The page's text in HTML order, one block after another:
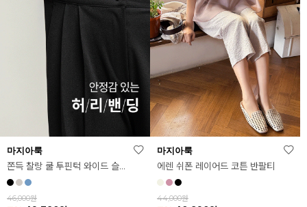
마지아룩
쫀득 찰랑 쿨 투핀턱 와이드 슬랙스
46,000원
마지아룩
에렌 쉬폰 레이어드 코튼 반팔티
44,000원